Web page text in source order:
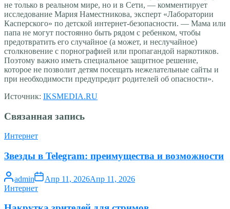
не только в реальном мире, но и в Сети, — комментирует
исследование Мария Наместникова, эксперт «Лаборатории
Касперского» по детской интернет-безопасности. — Мама или
папа не могут постоянно быть рядом с ребенком, чтобы
предотвратить его случайное (а может, и неслучайное)
столкновение с порнографией или пропагандой наркотиков.
Поэтому важно иметь специальное защитное решение,
которое не позволит детям посещать нежелательные сайты и
при необходимости предупредит родителей об опасности».
Источник: IKSMEDIA.RU
Связанная запись
Интернет
Звезды в Telegram: преимущества и возможности
admin Апр 11, 2026Апр 11, 2026
Интернет